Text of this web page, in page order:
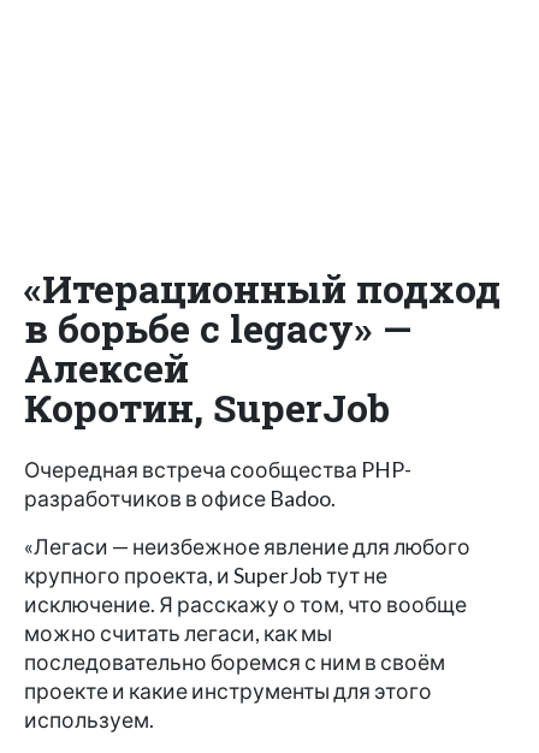
«Итерационный подход
в борьбе с legacy» —
Алексей
Коротин, SuperJob
Очередная встреча сообщества PHP-
разработчиков в офисе Badoo.
«Легаси — неизбежное явление для любого
крупного проекта, и SuperJob тут не
исключение. Я расскажу о том, что вообще
можно считать легаси, как мы
последовательно боремся с ним в своём
проекте и какие инструменты для этого
используем.